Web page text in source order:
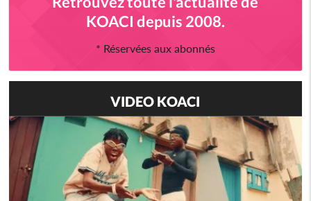
KOACI depuis 2008.
* Réservées aux abonnés
VIDEO KOACI